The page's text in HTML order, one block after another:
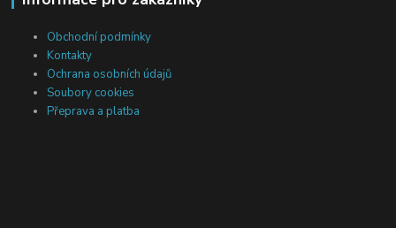
Obchodní podmínky
Kontakty
Ochrana osobních údajů
Soubory cookies
Přeprava a platba